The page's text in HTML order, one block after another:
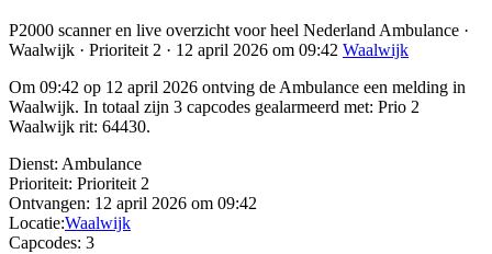
P2000 scanner en live overzicht voor heel Nederland Ambulance ·
Waalwijk · Prioriteit 2 · 12 april 2026 om 09:42 Waalwijk
Om 09:42 op 12 april 2026 ontving de Ambulance een melding in
Waalwijk. In totaal zijn 3 capcodes gealarmeerd met: Prio 2
Waalwijk rit: 64430.
Dienst: Ambulance
Prioriteit: Prioriteit 2
Ontvangen: 12 april 2026 om 09:42
Locatie:Waalwijk
Capcodes: 3